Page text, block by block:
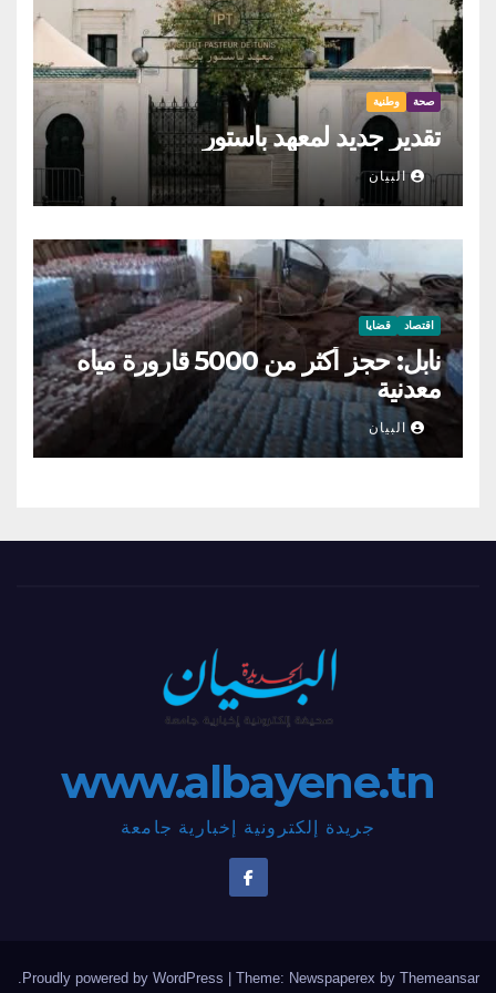
صحة وطنية
تقدير جديد لمعهد باستور
البيان
اقتصاد قضايا
نابل: حجز أكثر من 5000 قارورة مياه
معدنية
البيان
www.albayene.tn
جريدة إلكترونية إخبارية جامعة
Proudly powered by WordPress Theme: Newspaperex by Themeansar
.